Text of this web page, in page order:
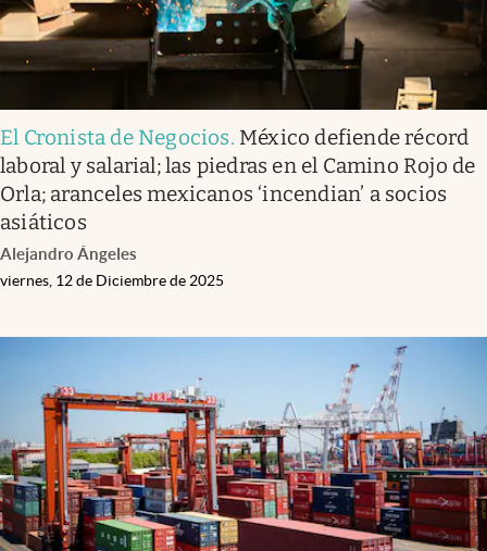
El Cronista de Negocios. México defiende récord
laboral y salarial; las piedras en el Camino Rojo de
Orla; aranceles mexicanos ‘incendian’ a socios
asiáticos
Alejandro Ángeles
viernes, 12 de Diciembre de 2025